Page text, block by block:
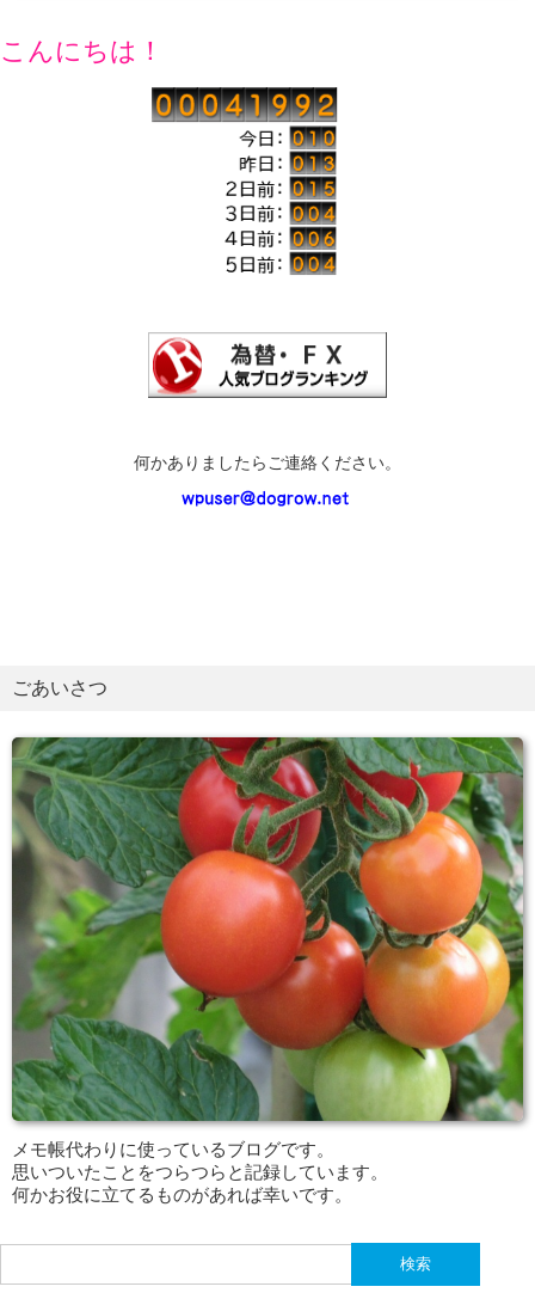
こんにちは！
何かありましたらご連絡ください。
ごあいさつ
メモ帳代わりに使っているブログです。
思いついたことをつらつらと記録しています。
何かお役に立てるものがあれば幸いです。
索: